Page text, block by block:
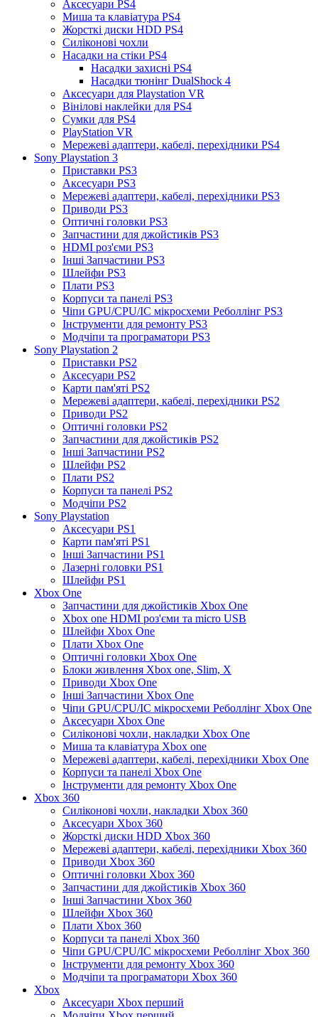
Аксесуари PS4
Миша та клавіатура PS4
Жорсткі диски HDD PS4
Силіконові чохли
Насадки на стіки PS4
Насадки захисні PS4
Насадки тюнінг DualShock 4
Аксесуари для Playstation VR
Вінілові наклейки для PS4
Сумки для PS4
PlayStation VR
Мережеві адаптери, кабелі, перехідники PS4
Sony Playstation 3
Приставки PS3
Аксесуари PS3
Мережеві адаптери, кабелі, перехідники PS3
Приводи PS3
Оптичні головки PS3
Запчастини для джойстиків PS3
HDMI роз'єми PS3
Інші Запчастини PS3
Шлейфи PS3
Плати PS3
Корпуси та панелі PS3
Чіпи GPU/CPU/IC мікросхеми Реболлінг PS3
Інструменти для ремонту PS3
Модчіпи та програматори PS3
Sony Playstation 2
Приставки PS2
Аксесуари PS2
Карти пам'яті PS2
Мережеві адаптери, кабелі, перехідники PS2
Приводи PS2
Оптичні головки PS2
Запчастини для джойстиків PS2
Інші Запчастини PS2
Шлейфи PS2
Плати PS2
Корпуси та панелі PS2
Модчіпи PS2
Sony Playstation
Аксесуари PS1
Карти пам'яті PS1
Інші Запчастини PS1
Лазерні головки PS1
Шлейфи PS1
Xbox One
Запчастини для джойстиків Xbox One
Xbox one HDMI роз'єми та micro USB
Шлейфи Xbox One
Плати Xbox One
Оптичні головки Xbox One
Блоки живлення Xbox one, Slim, X
Приводи Xbox One
Інші Запчастини Xbox One
Чіпи GPU/CPU/IC мікросхеми Реболлінг Xbox One
Аксесуари Xbox One
Силіконові чохли, накладки Xbox One
Миша та клавіатура Xbox one
Мережеві адаптери, кабелі, перехідники Xbox One
Корпуси та панелі Xbox One
Інструменти для ремонту Xbox One
Xbox 360
Силіконові чохли, накладки Xbox 360
Аксесуари Xbox 360
Жорсткі диски HDD Xbox 360
Мережеві адаптери, кабелі, перехідники Xbox 360
Приводи Xbox 360
Оптичні головки Xbox 360
Запчастини для джойстиків Xbox 360
Інші Запчастини Xbox 360
Шлейфи Xbox 360
Плати Xbox 360
Корпуси та панелі Xbox 360
Чіпи GPU/CPU/IC мікросхеми Реболлінг Xbox 360
Інструменти для ремонту Xbox 360
Модчіпи та програматори Xbox 360
Xbox
Аксесуари Xbox перший